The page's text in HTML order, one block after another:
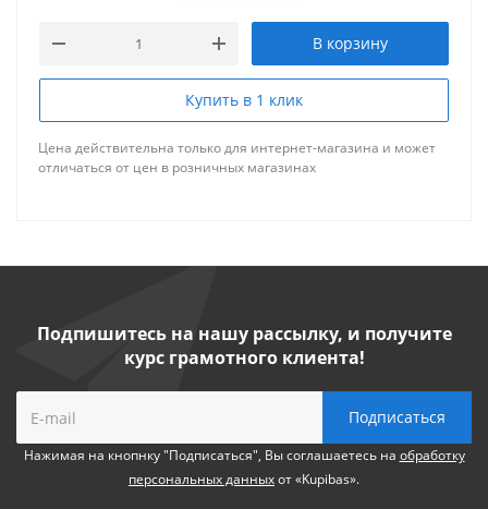
В корзину
Купить в 1 клик
Цена действительна только для интернет-магазина и может
отличаться от цен в розничных магазинах
Подпишитесь на нашу рассылку, и получите
курс грамотного клиента!
Нажимая на кнопнку "Подписаться", Вы соглашаетесь на обработку
персональных данныхот «Kupibas».